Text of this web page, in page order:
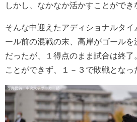
しかし、なかなか活かすことができ
そんな中迎えたアディショナルタ
ール前の混戦の末、高岸がゴール
だったが、１得点のまま試合は終
ことができず、１－３で敗戦となっ